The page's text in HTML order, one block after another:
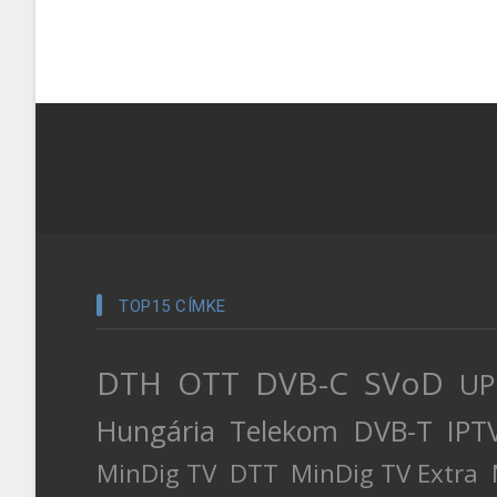
TOP15 CÍMKE
DTH OTT DVB-C SVoD
Hungária Telekom DVB-T
MinDig TV DTT MinDig TV Extra